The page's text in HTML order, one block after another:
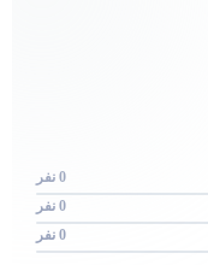
0 نفر
0 نفر
0 نفر